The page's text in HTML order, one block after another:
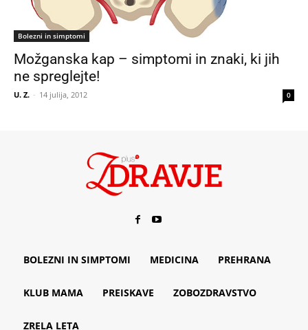
Bolezni in simptomi
Možganska kap – simptomi in znaki, ki jih
ne spreglejte!
U. Z. - 14 julija, 2012 0
BOLEZNI IN SIMPTOMI MEDICINA PREHRANA
KLUB MAMA PREISKAVE ZOBOZDRAVSTVO
ZRELA LETA